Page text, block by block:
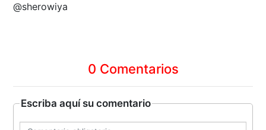
@sherowiya
0 Comentarios
Escriba aquí su comentario